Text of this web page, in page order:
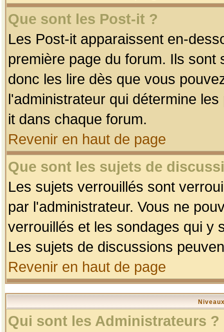
Que sont les Post-it ?
Les Post-it apparaissent en-
première page du forum. Ils
donc les lire dès que vous
l'administrateur qui détermine
it dans chaque forum.
Revenir en haut de page
Que sont les sujets de
Les sujets verrouillés sont
par l'administrateur. Vous ne
verrouillés et les sondages qui y
Les sujets de discussions
Revenir en haut de page
Qui sont les Administrateurs ?